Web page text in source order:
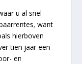
u al snel
want
hierboven
tien jaar een
en